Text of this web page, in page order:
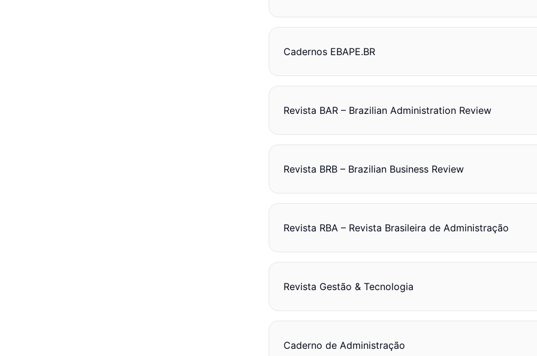
Cadernos EBAPE.BR
Revista BAR – Brazilian Administration Review
Revista BRB – Brazilian Business Review
Revista RBA – Revista Brasileira de Administração
Revista Gestão & Tecnologia
Caderno de Administração